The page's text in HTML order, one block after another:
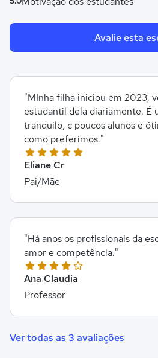
Avalie esta
Eliane Cr
Pai/Mãe
"MInha filha iniciou em 2023,
estudantil dela diariamente. É
tranquilo, c poucos alunos e
como preferimos."
Ana Claudia
Professor
"Há anos os profissionais da
amor e competência."
Ver todas as 3 avaliações